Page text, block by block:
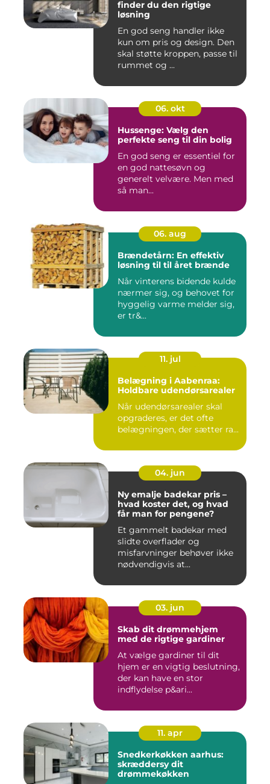
finder du den rigtige
løsning
En god seng handler ikke
kun om pris og design. Den
skal støtte kroppen, passe til
rummet og ...
06. okt
Hussenge: Vælg den
perfekte seng til din bolig
En god seng er essentiel for
en god nattesøvn og
generelt velvære. Men med
så man...
06. aug
Brændetårn: En effektiv
løsning til til året brænde
Når vinterens bidende kulde
nærmer sig, og behovet for
hyggelig varme melder sig,
er tr&...
11. jul
Belægning i Aabenraa:
Holdbare udendørsarealer
Når udendørsarealer skal
opgraderes, er det ofte
belægningen, der sætter ra...
04. jun
Ny emalje badekar pris –
hvad koster det, og hvad
får man for pengene?
Et gammelt badekar med
slidte overflader og
misfarvninger behøver ikke
nødvendigvis at...
03. jun
Skab dit drømmehjem
med de rigtige gardiner
At vælge gardiner til dit
hjem er en vigtig beslutning,
der kan have en stor
indflydelse p&ari...
11. apr
Snedkerkøkken aarhus:
skræddersy dit
drømmekøkken